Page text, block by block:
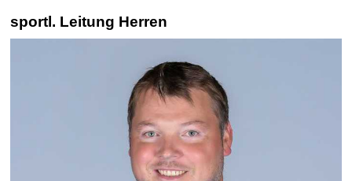
sportl. Leitung Herren